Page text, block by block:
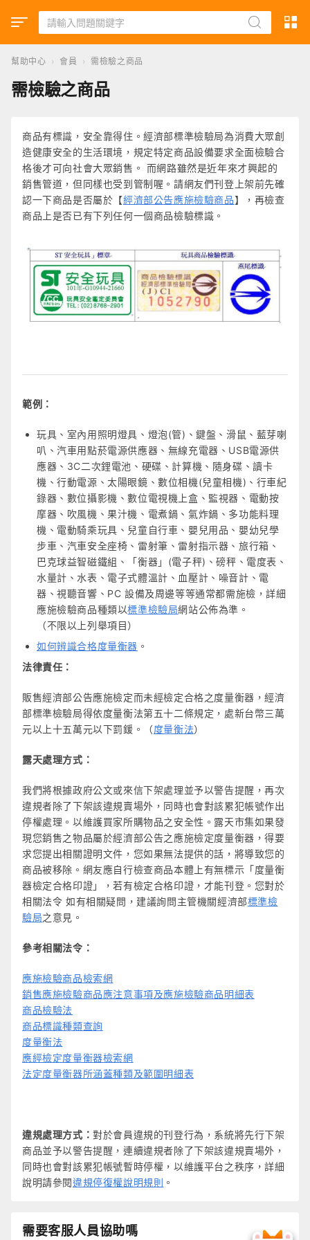
幫助中心 › 會員 › 需檢驗之商品
需檢驗之商品
商品有標識，安全靠得住。經濟部標準檢驗局為消費大眾創
造健康安全的生活環境，規定特定商品設備要求全面檢驗合
格後才可向社會大眾銷售。 而網路雖然是近年來才興起的
銷售管道，但同樣也受到管制喔。請網友們刊登上架前先確
認一下商品是否屬於【經濟部公告應施檢驗商品】，再檢查
商品上是否已有下列任何一個商品檢驗標識。
範例：
玩具、室內用照明燈具、燈泡(管)、鍵盤、滑鼠、藍芽喇
叭、汽車用點菸電源供應器、無線充電器、USB電源供
應器、3C二次鋰電池、硬碟、計算機、隨身碟、讀卡
機、行動電源、太陽眼鏡、數位相機(兒童相機)、行車紀
錄器、數位攝影機、數位電視機上盒、監視器、電動按
摩器、吹風機、果汁機、電煮鍋、氣炸鍋、多功能料理
機、電動騎乘玩具、兒童自行車、嬰兒用品、嬰幼兒學
步車、汽車安全座椅、雷射筆、雷射指示器、旅行箱、
巴克球益智磁鐵組、「衡器」(電子秤)、磅秤、電度表、
水量計、水表、電子式體溫計、血壓計、噪音計、電
器、視聽音響、PC 設備及周邊等等通常都需施檢，詳細
應施檢驗商品種類以標準檢驗局網站公佈為準。
（不限以上列舉項目）
如何辨識合格度量衡器 。
法律責任：
販售經濟部公告應施檢定而未經檢定合格之度量衡器，經濟
部標準檢驗局得依度量衡法第五十二條規定，處新台幣三萬
元以上十五萬元以下罰鍰。（度量衡法）
露天處理方式：
我們將根據政府公文或來信下架處理並予以警告提醒，再次
違規者除了下架該違規賣場外，同時也會對該累犯帳號作出
停權處理。以維護買家所購物品之安全性。露天市集如果發
現您銷售之物品屬於經濟部公告之應施檢定度量衡器，得要
求您提出相關證明文件，您如果無法提供的話，將導致您的
商品被移除。網友應自行檢查商品本體上有無標示「度量衡
器檢定合格印證」，若有檢定合格印證，才能刊登。您對於
相關法令 如有相關疑問，建議詢問主管機關經濟部標準檢
驗局之意見。
參考相關法令：
應施檢驗商品檢索網
銷售應施檢驗商品應注意事項及應施檢驗商品明細表
商品檢驗法
商品標識種類查詢
度量衡法
應經檢定度量衡器檢索網
法定度量衡器所涵蓋種類及範圍明細表
違規處理方式：對於會員違規的刊登行為，系統將先行下架
商品並予以警告提醒，連續違規者除了下架該違規賣場外，
同時也會對該累犯帳號暫時停權，以維護平台之秩序，詳細
說明請參閱違規停復權說明規則 。
需要客服人員協助嗎